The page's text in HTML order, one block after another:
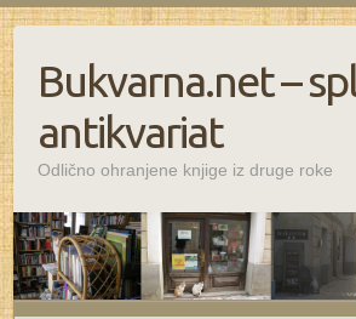
Bukvarna.net –
antikvariat
Odlično ohranjene knjige iz druge roke